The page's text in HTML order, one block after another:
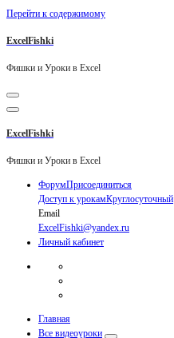
Перейти к содержимому
ExcelFishki
Фишки и Уроки в Excel
ExcelFishki
Фишки и Уроки в Excel
ФорумПрисоединиться
Доступ к урокамКруглосуточный
Email
ExcelFishki@yandex.ru
Личный кабинет
Главная
Все видеоуроки